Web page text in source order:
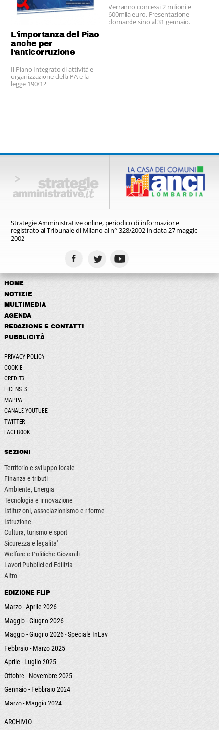
L'importanza del Piao
anche per
l'anticorruzione
Il Piano Integrato di attività e
organizzazione della PA e la
legge 190/12
Verranno concessi 2 milioni e
600mila euro. Presentazione
domande sino al 31 gennaio.
Strategie Amministrative online, periodico di informazione
registratoal Tribunale di Milano al n° 328/2002 in data 27 maggio
2002
HOME
NOTIZIE
MULTIMEDIA
AGENDA
REDAZIONE E CONTATTI
PUBBLICITÀ
PRIVACY POLICY
COOKIE
CREDITS
LICENSES
MAPPA
CANALE YOUTUBE
TWITTER
FACEBOOK
SEZIONI
Territorio e sviluppo locale
Finanza e tributi
Ambiente, Energia
Tecnologia e innovazione
Istituzioni, associazionismo e riforme
Istruzione
Cultura, turismo e sport
Sicurezza e legalita'
Welfare e Politiche Giovanili
Lavori Pubblici ed Edilizia
Altro
EDIZIONE FLIP
Marzo - Aprile 2026
Maggio - Giugno 2026
Maggio - Giugno 2026 - Speciale InLav
Febbraio - Marzo 2025
Aprile - Luglio 2025
Ottobre - Novembre 2025
Gennaio - Febbraio 2024
Marzo - Maggio 2024
ARCHIVIO